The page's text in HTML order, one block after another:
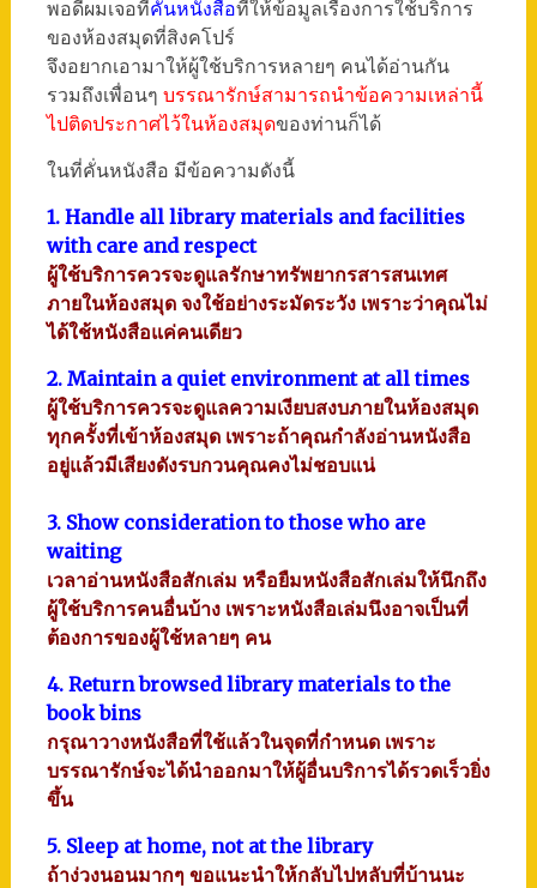
พอดีผมเจอที่คั่นหนังสือที่ให้ข้อมูลเรื่องการใช้บริการ
ของห้องสมุดที่สิงคโปร์
จึงอยากเอามาให้ผู้ใช้บริการหลายๆ คนได้อ่านกัน
รวมถึงเพื่อนๆ บรรณารักษ์สามารถนำข้อความเหล่านี้
ไปติดประกาศไว้ในห้องสมุดของท่านก็ได้
ในที่คั่นหนังสือ มีข้อความดังนี้
1. Handle all library materials and facilities
with care and respect
ผู้ใช้บริการควรจะดูแลรักษาทรัพยากรสารสนเทศ
ภายในห้องสมุด จงใช้อย่างระมัดระวัง เพราะว่าคุณไม่
ได้ใช้หนังสือแค่คนเดียว
2. Maintain a quiet environment at all times
ผู้ใช้บริการควรจะดูแลความเงียบสงบภายในห้องสมุด
ทุกครั้งที่เข้าห้องสมุด เพราะถ้าคุณกำลังอ่านหนังสือ
อยู่แล้วมีเสียงดังรบกวนคุณคงไม่ชอบแน่
3. Show consideration to those who are
waiting
เวลาอ่านหนังสือสักเล่ม หรือยืมหนังสือสักเล่มให้นึกถึง
ผู้ใช้บริการคนอื่นบ้าง เพราะหนังสือเล่มนึงอาจเป็นที่
ต้องการของผู้ใช้หลายๆ คน
4. Return browsed library materials to the
book bins
กรุณาวางหนังสือที่ใช้แล้วในจุดที่กำหนด เพราะ
บรรณารักษ์จะได้นำออกมาให้ผู้อื่นบริการได้รวดเร็วยิ่ง
ขึ้น
5. Sleep at home, not at the library
ถ้าง่วงนอนมากๆ ขอแนะนำให้กลับไปหลับที่บ้านนะ